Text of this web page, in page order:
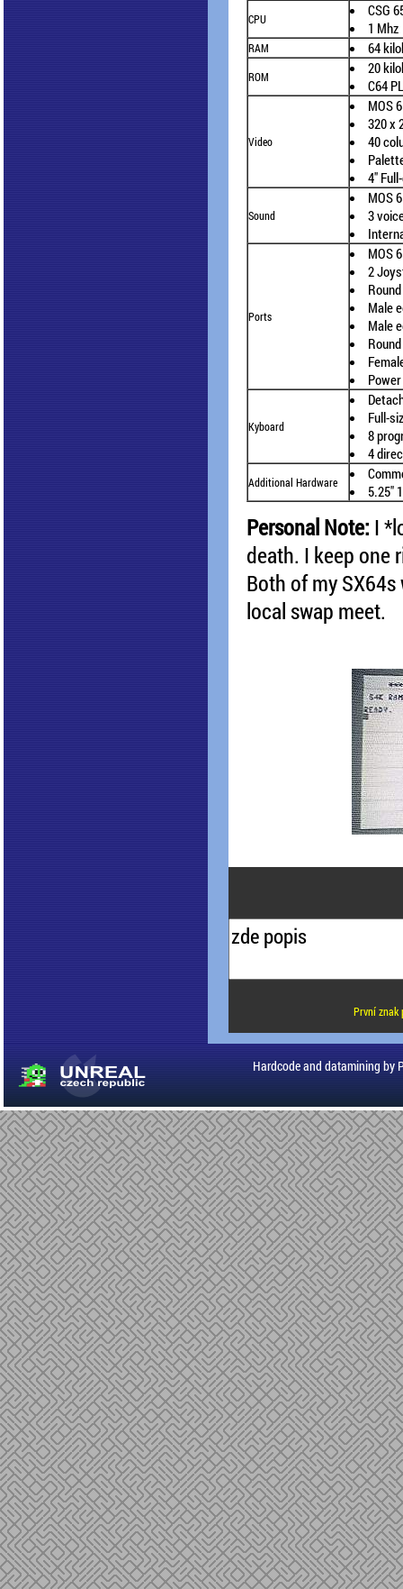
CPU
CSG
1 Mhz
RAM 64
ROM
20
C64
Video
MOS
320 x
40
4"
Sound
MOS
3
Ports
MOS
2
Male
Male
Kyboard
Full-
8
4
Additional Hardware
5.25"
Personal Note: I
death. I keep one
Both of my
local swap meet.
První znak
Hardcode and datamining by